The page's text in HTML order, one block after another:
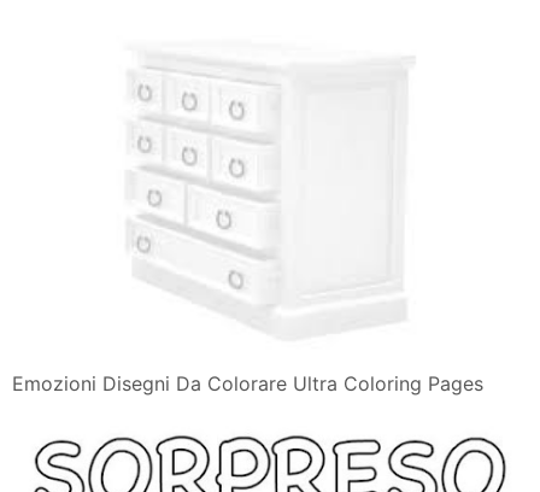
Emozioni Disegni Da Colorare Ultra Coloring Pages